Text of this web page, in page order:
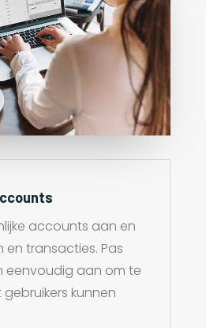
accounts aan en
en transacties. Pas
eenvoudig aan om te
kunnen